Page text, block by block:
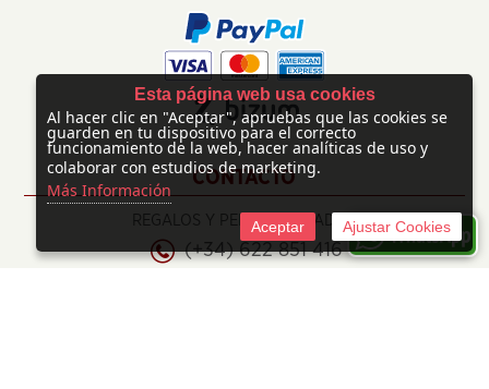
CONTACTO
REGALOS Y PERSONALIZADOS
(+34) 622 851 416
Esta página web usa cookies
Al hacer clic en "Aceptar", apruebas que las cookies se
guarden en tu dispositivo para el correcto
funcionamiento de la web, hacer analíticas de uso y
colaborar con estudios de marketing.
Más Información
Aceptar Ajustar Cookies